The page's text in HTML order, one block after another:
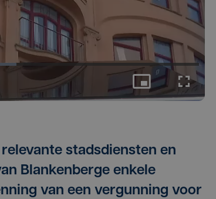
stadsdiensten en
Blankenberge enkele
van een vergunning voor